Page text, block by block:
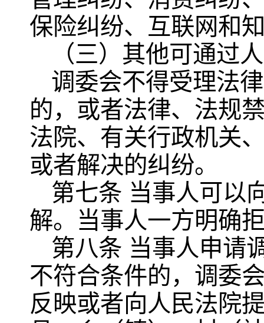
保险纠纷、互联网和
（三）其他可通过
调委会不得受理法
的，或者法律、法规
法院、有关行政机关
或者解决的纠纷。
第七条 当事人可以
解。当事人一方明确
第八条 当事人申请
不符合条件的，调委
反映或者向人民法院